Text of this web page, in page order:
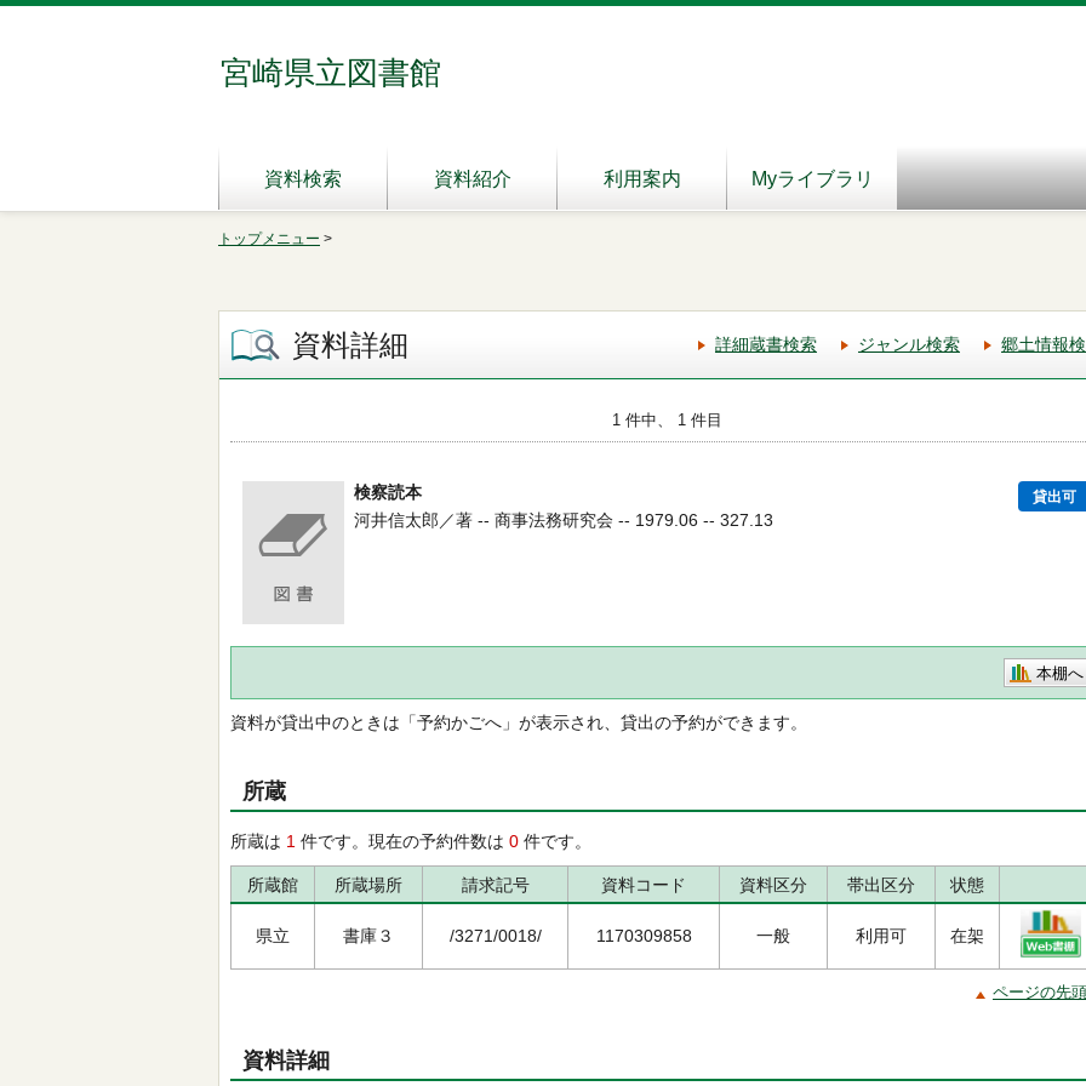
宮崎県立図書館
資料検索 資料紹介 利用案内 Myライブラリ
トップメニュー >
資料詳細 詳細蔵書検索 ジャンル検索 郷土情報
1 件中、 1 件目
検察読本 貸出可
河井信太郎／著 -- 商事法務研究会 -- 1979.06 -- 327.13
本棚へ
資料が貸出中のときは「予約かごへ」が表示され、貸出の予約ができます。
所蔵
所蔵は 1 件です。現在の予約件数は 0 件です。
所蔵館 所蔵場所 請求記号 資料コード 資料区分 帯出区分 状態
県立 書庫３ /3271/0018/ 1170309858 一般 利用可 在架
ページの先
資料詳細